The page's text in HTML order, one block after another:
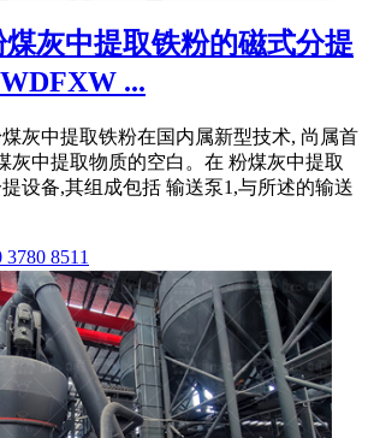
煤灰中提取铁粉的磁式分提
...
灰中提取铁粉在国内属新型技术, 尚属首
灰中提取物质的空白。在 粉煤灰中提取
设备,其组成包括 输送泵1,与所述的输送
8511